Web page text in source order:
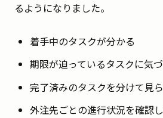
るようになりました。
着手中のタスクが分かる
期限が迫っているタスクに気
完了済みのタスクを分けて見
外注先ごとの進行状況を確認